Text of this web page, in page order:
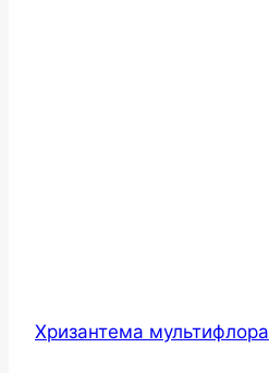
Хризантема мультифлора